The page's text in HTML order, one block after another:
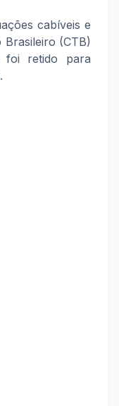
cabíveis e
Brasileiro (CTB)
foi retido para